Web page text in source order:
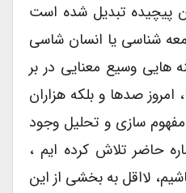
پیچیده تبدیل شده است
شناسی یا انسان شاسی
وسیع معنایی در بر
صدها و بلکه هزاران
سازی و تحلیل وجود
حاضر تلاش کرده ایم ،
لااقل به بخشی از این